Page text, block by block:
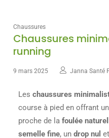
Chaussures
Chaussures
running
9 mars 2025 Janna Santé
Leschaussures
course à pied en offrant
proche de lafoulée
semelle fine, undrop nul